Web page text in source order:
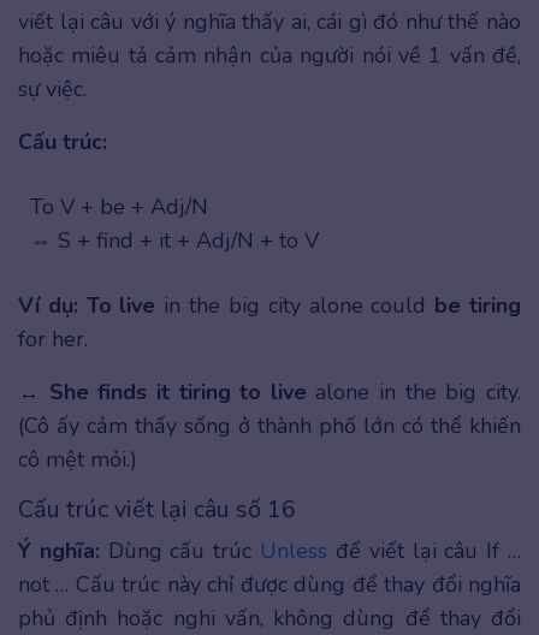
viết lại câu với ý nghĩa thấy ai, cái gì đó như thế nào
hoặc miêu tả cảm nhận của người nói về 1 vấn đề,
sự việc.
Cấu trúc:
To V + be + Adj/N
⇔ S + find + it + Adj/N + to V
Ví dụ: To live in the big city alone could be tiring
for her.
↔ She finds it tiring to live alone in the big city.
(Cô ấy cảm thấy sống ở thành phố lớn có thể khiến
cô mệt mỏi.)
Cấu trúc viết lại câu số 16
Ý nghĩa: Dùng cấu trúc Unless để viết lại câu If …
not … Cấu trúc này chỉ được dùng để thay đổi nghĩa
phủ định hoặc nghi vấn, không dùng để thay đổi